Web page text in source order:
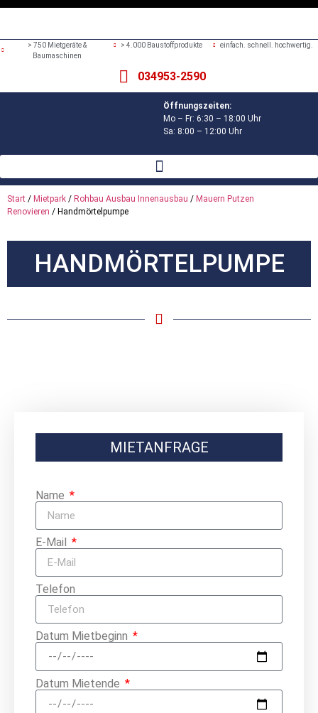
> 750 Mietgeräte &
Baumaschinen
> 4.000 Baustoffprodukte einfach. schnell. hochwertig.
034953-2590
Öffnungszeiten:
Mo – Fr: 6:30 – 18:00 Uhr
Sa: 8:00 – 12:00 Uhr
Start / Mietpark / Rohbau Ausbau Innenausbau / Mauern Putzen
Renovieren / Handmörtelpumpe
HANDMÖRTELPUMPE
MIETANFRAGE
Name
E-Mail
Telefon
Datum Mietbeginn
Datum Mietende